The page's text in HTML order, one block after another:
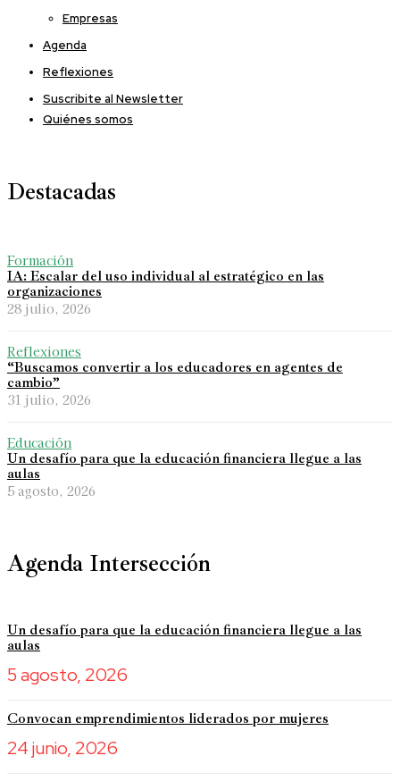
Empresas
Agenda
Reflexiones
Suscribite al Newsletter
Quiénes somos
Destacadas
Formación
IA: Escalar del uso individual al estratégico en las
organizaciones
28 julio, 2026
Reflexiones
“Buscamos convertir a los educadores en agentes de
cambio”
31 julio, 2026
Educación
Un desafío para que la educación financiera llegue a las
aulas
5 agosto, 2026
Agenda Intersección
Un desafío para que la educación financiera llegue a las
aulas
5 agosto, 2026
Convocan emprendimientos liderados por mujeres
24 junio, 2026